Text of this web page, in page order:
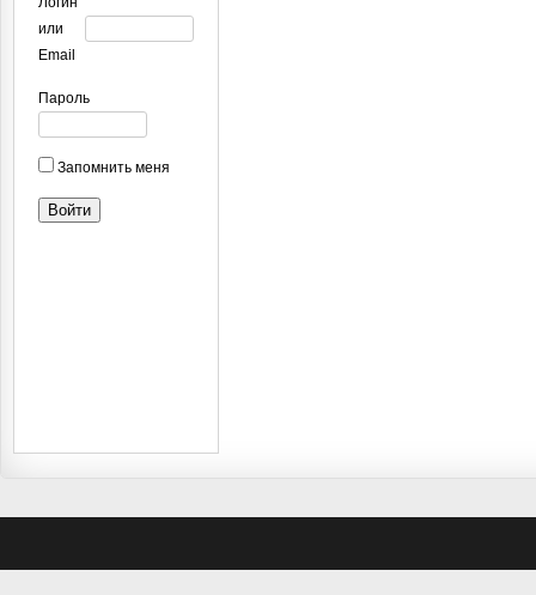
или
Email
Пароль
Запомнить меня